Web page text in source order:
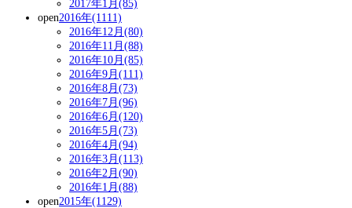
2017年1月(85)
open2016年(1111)
2016年12月(80)
2016年11月(88)
2016年10月(85)
2016年9月(111)
2016年8月(73)
2016年7月(96)
2016年6月(120)
2016年5月(73)
2016年4月(94)
2016年3月(113)
2016年2月(90)
2016年1月(88)
open2015年(1129)